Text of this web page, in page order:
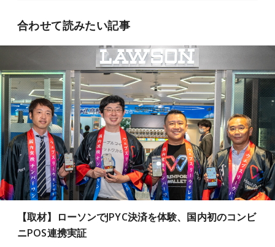
合わせて読みたい記事
【取材】ローソンでJPYC決済を体験、国内初のコンビ
ニPOS連携実証